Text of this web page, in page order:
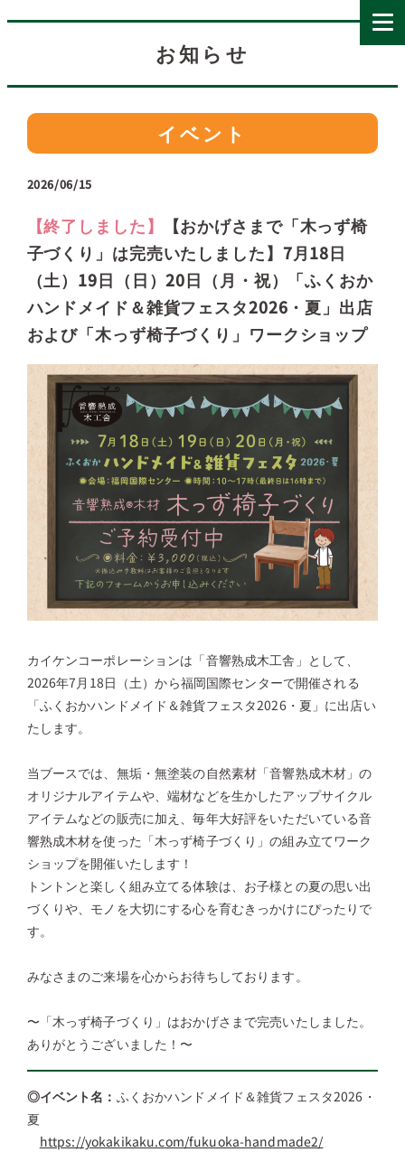
お知らせ
イベント
2026/06/15
【終了しました】
【おかげさまで「木っず椅
子づくり」は完売いたしました】7月18日
（土）19日（日）20日（月・祝）「ふくおか
ハンドメイド＆雑貨フェスタ2026・夏」出店
および「木っず椅子づくり」ワークショップ
カイケンコーポレーションは「音響熟成木工舎」として、
2026年7月18日（土）から福岡国際センターで開催される
「ふくおかハンドメイド＆雑貨フェスタ2026・夏」に出店い
たします。
当ブースでは、無垢・無塗装の自然素材「音響熟成木材」の
オリジナルアイテムや、端材などを生かしたアップサイクル
アイテムなどの販売に加え、毎年大好評をいただいている音
響熟成木材を使った「木っず椅子づくり」の組み立てワーク
ショップを開催いたします！
トントンと楽しく組み立てる体験は、お子様との夏の思い出
づくりや、モノを大切にする心を育むきっかけにぴったりで
す。
みなさまのご来場を心からお待ちしております。
〜「木っず椅子づくり」はおかげさまで完売いたしました。
ありがとうございました！〜
◎イベント名： ふくおかハンドメイド＆雑貨フェスタ2026・
夏
https://yokakikaku.com/fukuoka-handmade2/